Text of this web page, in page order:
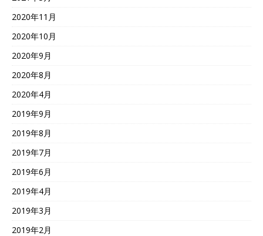
2020年11月
2020年10月
2020年9月
2020年8月
2020年4月
2019年9月
2019年8月
2019年7月
2019年6月
2019年4月
2019年3月
2019年2月